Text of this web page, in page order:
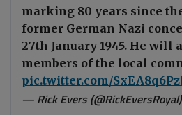
marking 80 years since
former German Nazi
27th January 1945. He will
members of the local
pic.twitter.com/
— Rick Evers (@RickEversRoyal)